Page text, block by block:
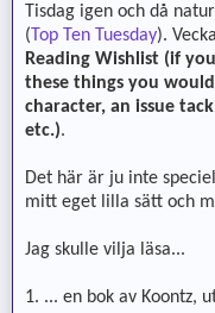
Tisdag igen och då
( Top Ten Tuesday).
Reading Wishlist (if
these things you
character, an issue
etc.).
Det här är ju inte
mitt eget lilla sätt och
Jag skulle vilja läsa...
1. ... en bok av Koontz,